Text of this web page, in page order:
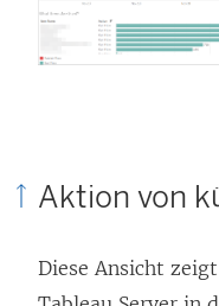
Aktion von
Diese Ansicht